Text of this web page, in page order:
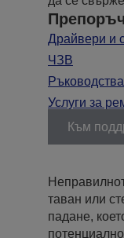
Драйвери и
ЧЗВ
Услуги за
Към
таван или
падане,